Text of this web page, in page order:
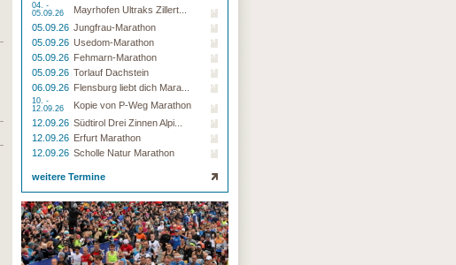
04. -
05.09.26
Mayrhofen Ultraks Zillert...
05.09.26 Jungfrau-Marathon
05.09.26 Usedom-Marathon
05.09.26 Fehmarn-Marathon
05.09.26 Torlauf Dachstein
06.09.26 Flensburg liebt dich Mara...
10. -
12.09.26
Kopie von P-Weg Marathon
12.09.26 Südtirol Drei Zinnen Alpi...
12.09.26 Erfurt Marathon
12.09.26 Scholle Natur Marathon
weitere Termine